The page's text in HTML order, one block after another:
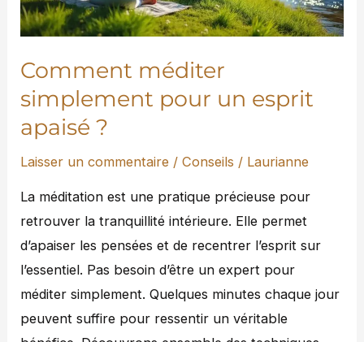
Comment méditer
simplement pour un esprit
apaisé ?
Laisser un commentaire /Conseils / Laurianne
La méditation est une pratique précieuse pour
retrouver la tranquillité intérieure. Elle permet
d’apaiser les pensées et de recentrer l’esprit sur
l’essentiel. Pas besoin d’être un expert pour
méditer simplement. Quelques minutes chaque jour
peuvent suffire pour ressentir un véritable
apaisé
?